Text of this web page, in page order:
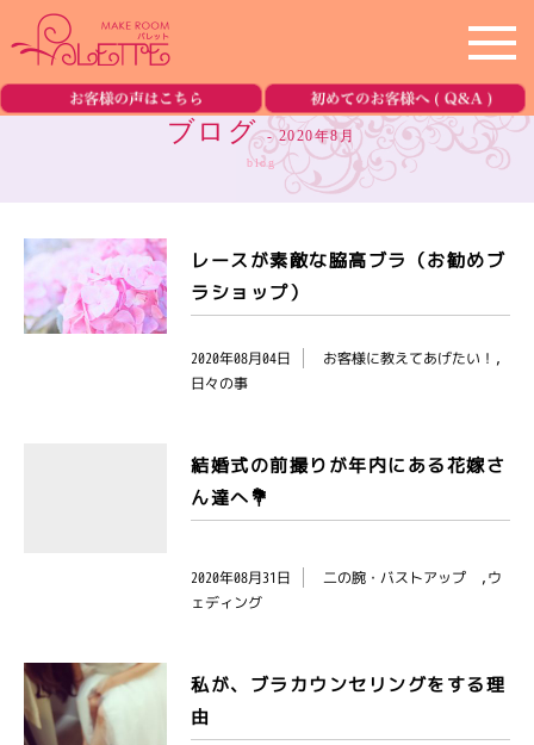
ホーム home
メニュー menu
美容機器の紹介 equipment
ブログ- 2020年8月
blog
レースが素敵な脇高ブラ（お勧めブ
ラショップ）
2020年08月04日
お客様に教えてあげたい！,
日々の事
結婚式の前撮りが年内にある花嫁さ
ん達へ💐
2020年08月31日
二の腕・バストアップ ,ウ
ェディング
私が、ブラカウンセリングをする理
由